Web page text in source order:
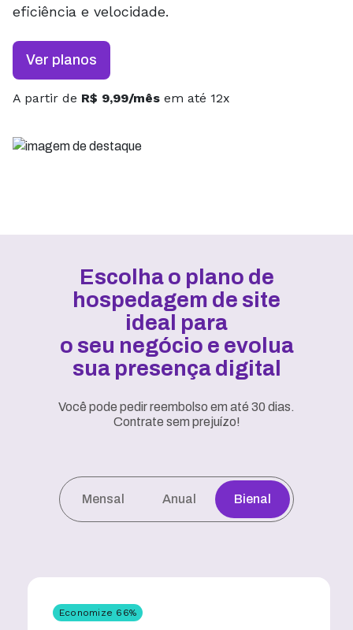
eficiência e velocidade.
Ver planos
A partir de R$ 9,99/mês em até 12x
Escolha o plano de
hospedagem de site
ideal para
o seu negócio e evolua
sua presença digital
Você pode pedir reembolso em até 30 dias.
Contrate sem prejuízo!
Mensal Anual Bienal
Economize 66%